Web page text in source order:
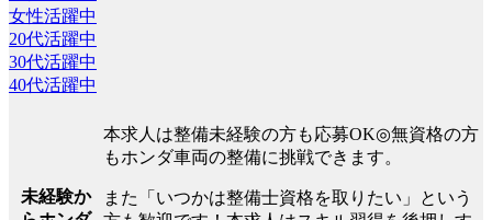
女性活躍中
20代活躍中
30代活躍中
40代活躍中
未経験か
本求人は整備未経験の方も応募OK◎無資格の方
もホンダ車両の整備に挑戦できます。
また「いつかは整備士資格を取りたい」という